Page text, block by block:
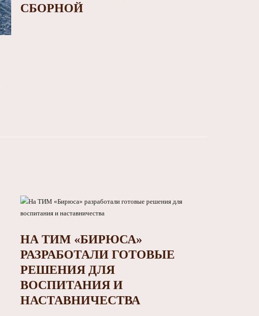
СБОРНОЙ
НА ТИМ «БИРЮСА»
РАЗРАБОТАЛИ ГОТОВЫЕ
РЕШЕНИЯ ДЛЯ
ВОСПИТАНИЯ И
НАСТАВНИЧЕСТВА